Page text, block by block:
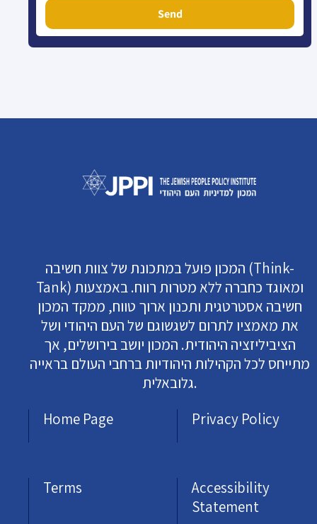
Send
המכון פועל במתכונת של צוות חשיבה (Think-
Tank) ומאוגד כחברה ללא מטרות רווח. באמצעות
חשיבה אסטרטגית ותכנון ארוך טווח, ממקד המכון
את מאמציו לתרום לשגשוגם של העם היהודי ושל
הציביליזציה היהודית. המכון יושב בירושלים, אך
מתייחס לכל הקהילות היהודיות ברחבי העולם בראייה
גלובאלית.
Home Page
Privacy Policy
Terms
Accessibility
Statement